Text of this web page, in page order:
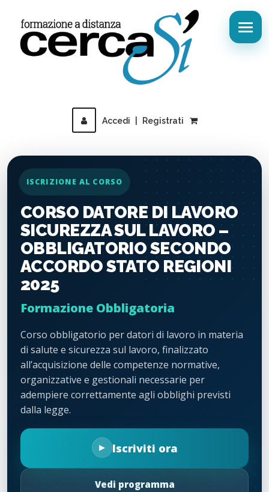
Accedi Registrati
ISCRIZIONE AL CORSO
CORSO DATORE DI LAVORO
SICUREZZA SUL LAVORO –
OBBLIGATORIO SECONDO
ACCORDO STATO REGIONI
2025
Formazione Obbligatoria
Corso obbligatorio per datori di lavoro in materia
di salute e sicurezza sul lavoro, finalizzato
all’acquisizione delle competenze normative,
organizzative e gestionali necessarie per
adempiere correttamente agli obblighi previsti
dalla legge.
Iscriviti ora
Vedi programma